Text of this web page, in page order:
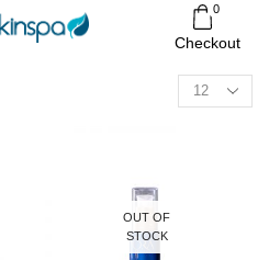
0
Checkout
Products
OUT OF
STOCK